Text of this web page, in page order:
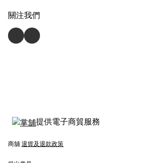
關注我們
提供電子商貿服務
商舖 退貨及退款政策